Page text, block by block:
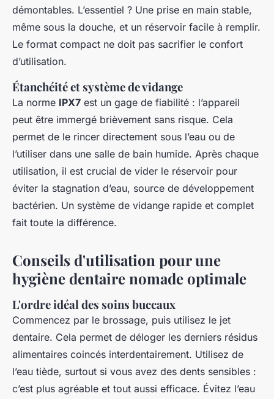
démontables. L’essentiel ? Une prise en main stable,
même sous la douche, et un réservoir facile à remplir.
Le format compact ne doit pas sacrifier le confort
d’utilisation.
Étanchéité et système de vidange
La norme IPX7 est un gage de fiabilité : l’appareil
peut être immergé brièvement sans risque. Cela
permet de le rincer directement sous l’eau ou de
l’utiliser dans une salle de bain humide. Après chaque
utilisation, il est crucial de vider le réservoir pour
éviter la stagnation d’eau, source de développement
bactérien. Un système de vidange rapide et complet
fait toute la différence.
Conseils d'utilisation pour une
hygiène dentaire nomade optimale
L'ordre idéal des soins buccaux
Commencez par le brossage, puis utilisez le jet
dentaire. Cela permet de déloger les derniers résidus
alimentaires coincés interdentairement. Utilisez de
l’eau tiède, surtout si vous avez des dents sensibles :
c’est plus agréable et tout aussi efficace. Évitez l’eau